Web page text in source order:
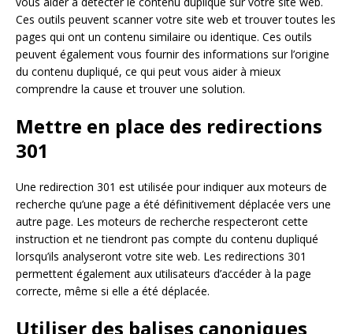
Ces outils peuvent scanner votre site web et trouver toutes les
pages qui ont un contenu similaire ou identique. Ces outils
peuvent également vous fournir des informations sur l’origine
du contenu dupliqué, ce qui peut vous aider à mieux
comprendre la cause et trouver une solution.
Mettre en place des redirections
301
Une redirection 301 est utilisée pour indiquer aux moteurs de
recherche qu’une page a été définitivement déplacée vers une
autre page. Les moteurs de recherche respecteront cette
instruction et ne tiendront pas compte du contenu dupliqué
lorsqu’ils analyseront votre site web. Les redirections 301
permettent également aux utilisateurs d’accéder à la page
correcte, même si elle a été déplacée.
Utiliser des balises canoniques